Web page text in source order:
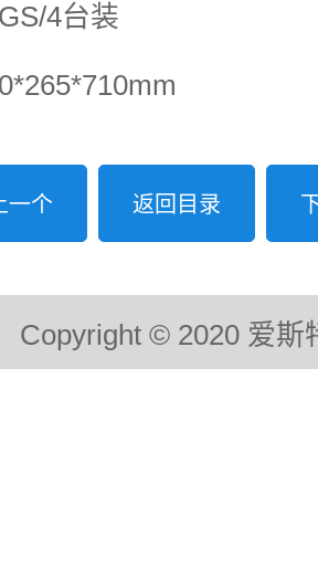
4台装
一个 返回目录
Copyright © 2020 爱斯